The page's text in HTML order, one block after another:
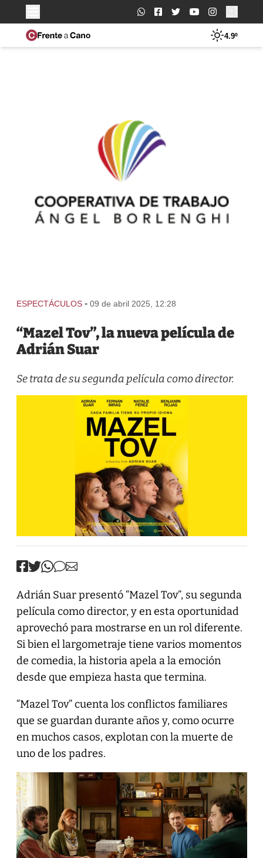
Buscar:
4.9º
ESPECTÁCULOS - 09 de abril 2025, 12:28
“Mazel Tov”, la nueva película de
Adrián Suar
Se trata de su segunda película como director.
Adrián Suar presentó “Mazel Tov”, su segunda
película como director, y en esta oportunidad
aprovechó para mostrarse en un rol diferente.
Si bien el largometraje tiene varios momentos
de comedia, la historia apela a la emoción
desde que empieza hasta que termina.
“Mazel Tov” cuenta los conflictos familiares
que se guardan durante años y, como ocurre
en muchos casos, explotan con la muerte de
uno de los padres.